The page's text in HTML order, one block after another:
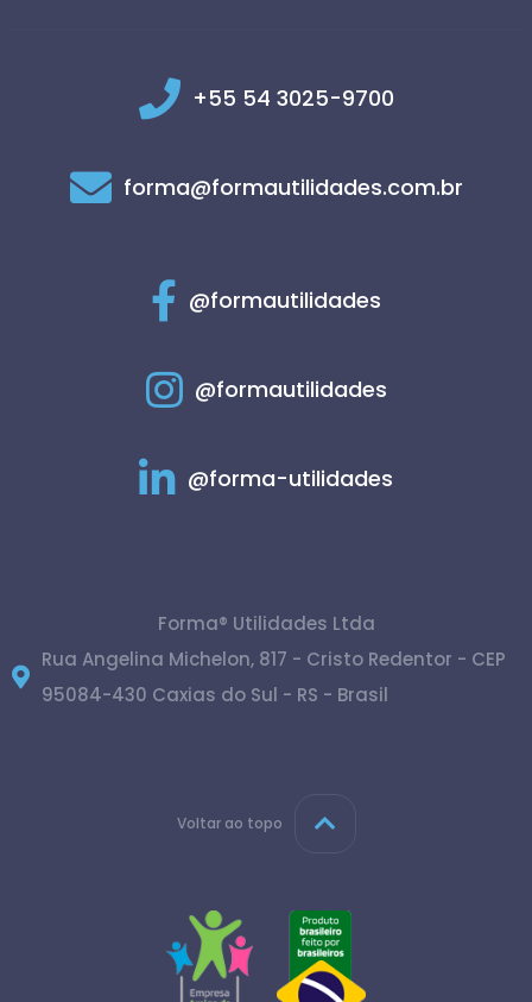
+55 54 3025-9700
forma@formautilidades.com.br
@formautilidades
@formautilidades
@forma-utilidades
Forma® Utilidades Ltda
Rua Angelina Michelon, 817 - Cristo Redentor - CEP
95084-430 Caxias do Sul - RS - Brasil
Voltar ao topo